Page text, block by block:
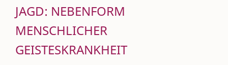
JAGD: NEBENFORM
MENSCHLICHER
GEISTESKRANKHEIT